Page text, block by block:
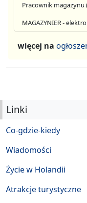
Pracownik
MAGAZYNIER -
więcej na
Linki
Co-gdzie-kiedy
Wiadomości
Życie w Holandii
Atrakcje turystyczne